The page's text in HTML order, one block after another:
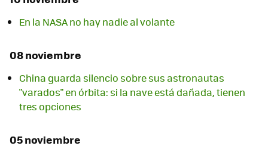
En la NASA no hay nadie al volante
08 noviembre
China guarda silencio sobre sus astronautas
"varados" en órbita: si la nave está dañada, tienen
tres opciones
05 noviembre